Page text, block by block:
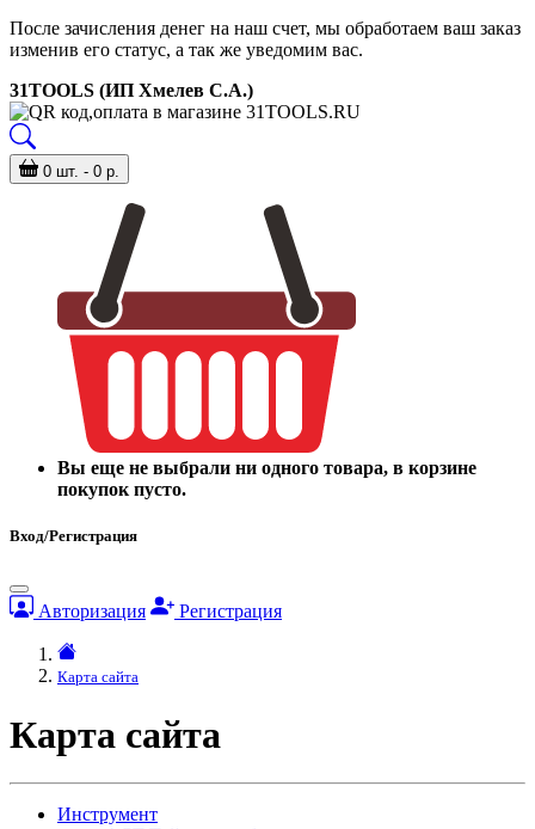
После зачисления денег на наш счет, мы обработаем ваш заказ
изменив его статус, а так же уведомим вас.
31TOOLS (ИП Хмелев С.А.)
0 шт. - 0 р.
Вы еще не выбрали ни одного товара, в корзине
покупок пусто.
Вход/Регистрация
Авторизация Регистрация
Карта сайта
Карта сайта
Инструмент